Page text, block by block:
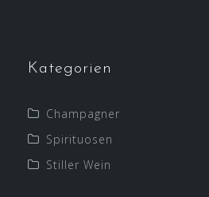
Kategorien
Champagner
Spirituosen
Stiller Wein